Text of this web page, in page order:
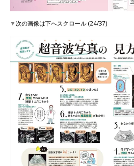
▼次の画像は下へスクロール (24/37)